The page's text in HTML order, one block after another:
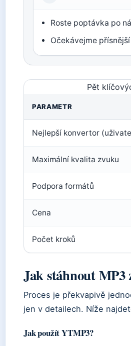
Roste poptávka po
Očekávejme
Pět
PARAMETR
Nejlepší konvertor
Maximální kvalita zvuku
Podpora formátů
Cena
Počet kroků
Jak stáhnout MP3
Proces je překvapivě
jen v detailech. Níže
Jak použít YTMP3?